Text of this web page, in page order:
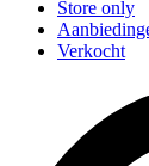
Store only
Verkocht